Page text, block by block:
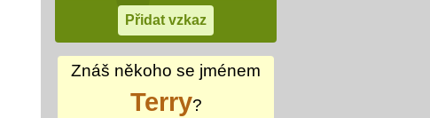
Znáš někoho se jménem
Terry?